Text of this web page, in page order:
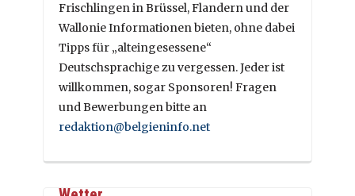
Frischlingen in Brüssel, Flandern und der
Wallonie Informationen bieten, ohne dabei
Tipps für „alteingesessene“
Deutschsprachige zu vergessen. Jeder ist
willkommen, sogar Sponsoren! Fragen
und Bewerbungen bitte an
redaktion@belgieninfo.net